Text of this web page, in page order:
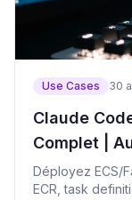
Use Cases 30
Claude
Complet |
Sûr
Déployez ECS/
ECR, task